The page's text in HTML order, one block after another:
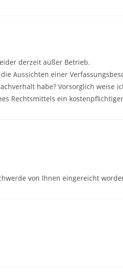
derzeit außer Betrieb.
Aussichten einer
habe? Vorsorglich weise
Rechtsmittels ein
von Ihnen eingereicht